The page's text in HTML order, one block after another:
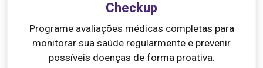
Checkup
Programe avaliações médicas completas para
monitorar sua saúde regularmente e prevenir
possíveis doenças de forma proativa.